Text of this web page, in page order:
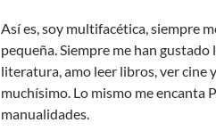
Así es, soy multifacética, siempre
pequeña. Siempre me han
literatura, amo leer libros, ver cine
muchísimo. Lo mismo me encanta
manualidades.